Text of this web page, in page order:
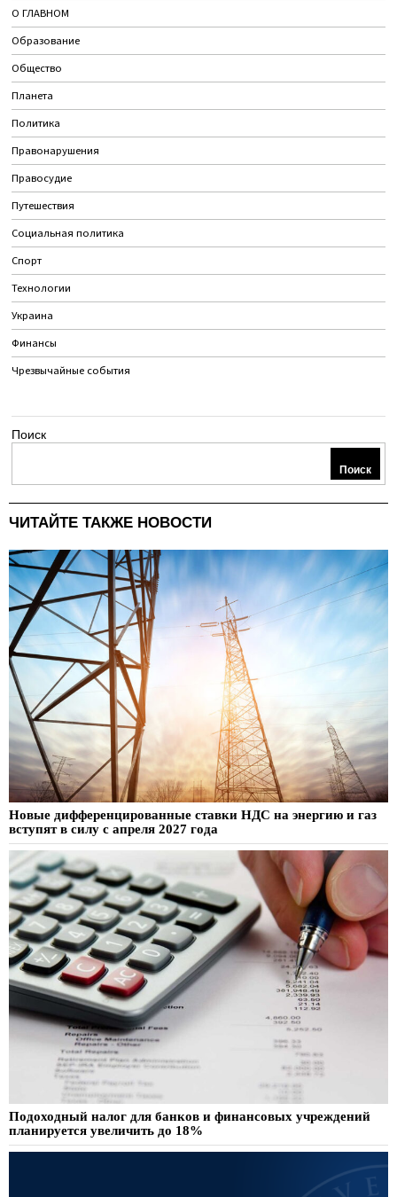
О ГЛАВНОМ
Образование
Общество
Планета
Политика
Правонарушения
Правосудие
Путешествия
Социальная политика
Спорт
Технологии
Украина
Финансы
Чрезвычайные события
Поиск
Поиск
ЧИТАЙТЕ ТАКЖЕ НОВОСТИ
Новые дифференцированные ставки НДС на энергию и газ
вступят в силу с апреля 2027 года
Подоходный налог для банков и финансовых учреждений
планируется увеличить до 18%